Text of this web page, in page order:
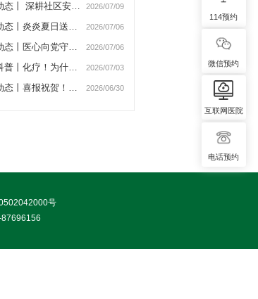
2026/07/09
医院动态丨 深耕社区安宁…
2026/07/06
医院动态丨炎炎夏日送清凉…
2026/07/06
医院动态丨医心向党守初心…
2026/07/03
桓兴科普丨化疗！为什么要…
2026/06/30
医院动态丨喜报祝贺！张景…
号
114预约
微信预约
互联网医院
电话预约